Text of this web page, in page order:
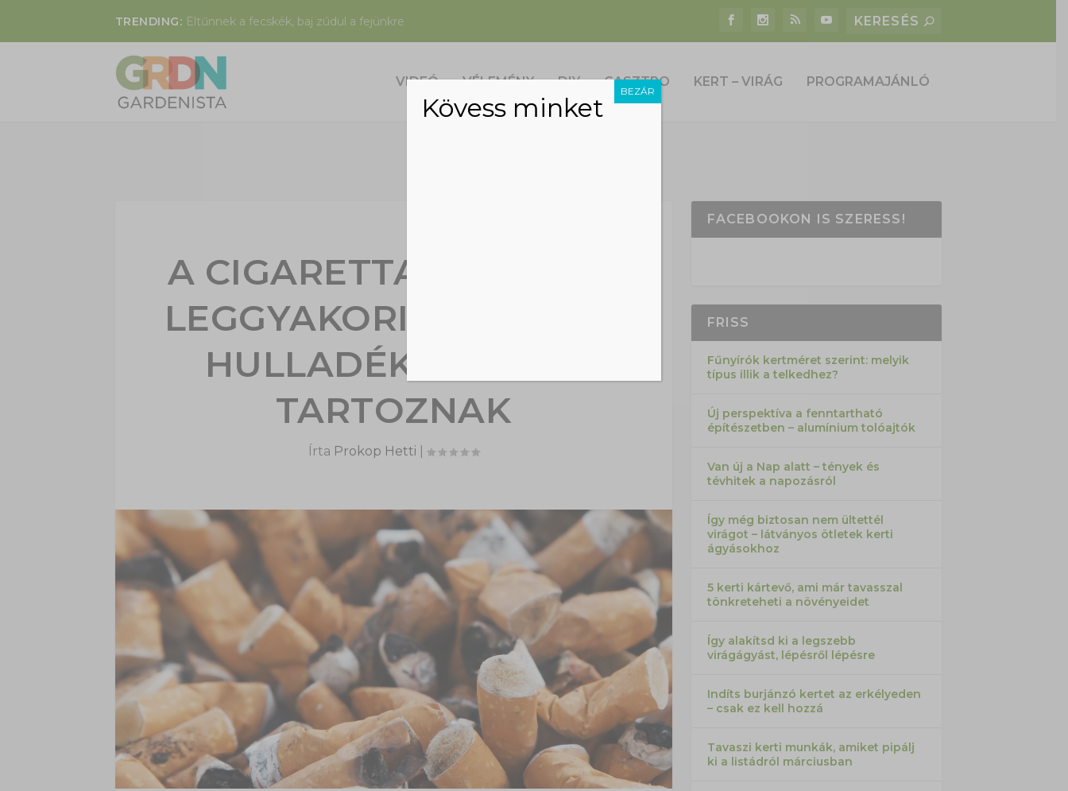
TRENDING: Eltűnnek a fecskék, baj zúdul a fejünkre
VIDEÓ VÉLEMÉNY DIY GASZTRO KERT – VIRÁG PROGRAMAJÁNLÓ
A CIGARETTACSIKKEK A
LEGGYAKORIBB ÓCEÁNI
HULLADÉKOK KÖZÉ
TARTOZNAK
Írta Prokop Hetti
FACEBOOKON IS SZERESS!
FRISS
Fűnyírók kertméret szerint: melyik
típus illik a telkedhez?
Új perspektíva a fenntartható
építészetben – alumínium tolóajtók
Van új a Nap alatt – tények és
tévhitek a napozásról
Így még biztosan nem ültettél
virágot – látványos ötletek kerti
ágyásokhoz
5 kerti kártevő, ami már tavasszal
tönkreteheti a növényeidet
Így alakítsd ki a legszebb
virágágyást, lépésről lépésre
Indíts burjánzó kertet az erkélyeden
– csak ez kell hozzá
Tavaszi kerti munkák, amiket pipálj
ki a listádról márciusban
Kövess minket
BEZÁR